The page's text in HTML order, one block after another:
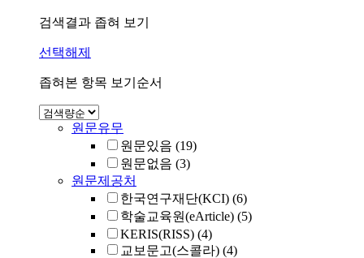
검색결과 좁혀 보기
선택해제
좁혀본 항목 보기순서
원문유무
원문있음 (19)
원문없음 (3)
원문제공처
한국연구재단(KCI) (6)
학술교육원(eArticle) (5)
KERIS(RISS) (4)
교보문고(스콜라) (4)